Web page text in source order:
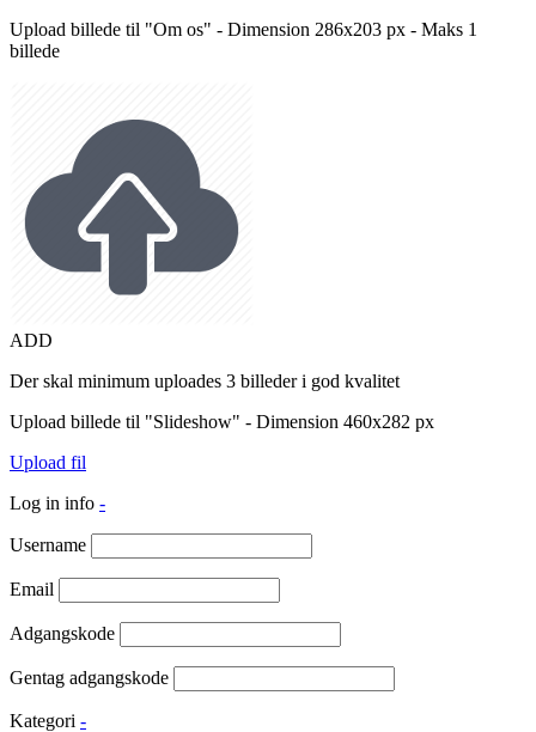
Upload billede til "Om os" - Dimension 286x203 px - Maks 1
billede
ADD
Der skal minimum uploades 3 billeder i god kvalitet
Upload billede til "Slideshow" - Dimension 460x282 px
Upload fil
Log in info -
Username
Email
Adgangskode
Gentag adgangskode
Kategori -